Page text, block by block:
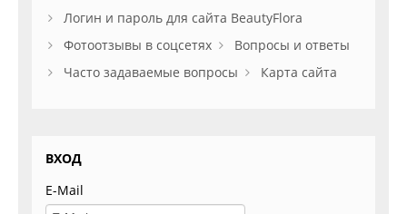
Логин и пароль для сайта BeautyFlora
Фотоотзывы в соцсетях
Вопросы и ответы
Часто задаваемые вопросы
Карта сайта
ВХОД
E-Mail